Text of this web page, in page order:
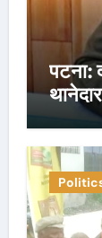
पटना:
थानेदार